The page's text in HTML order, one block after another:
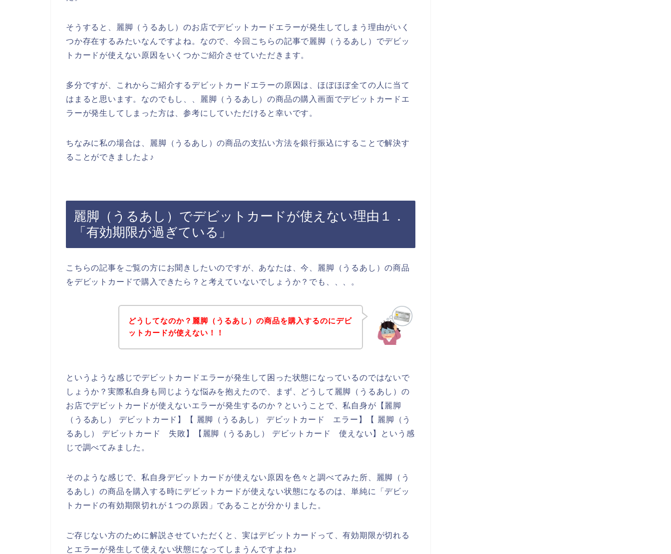
そうすると、麗脚（うるあし）のお店でデビットカードエラーが発生してしまう理由がいく
つか存在するみたいなんですよね。なので、今回こちらの記事で麗脚（うるあし）でデビッ
トカードが使えない原因をいくつかご紹介させていただきます。
多分ですが、これからご紹介するデビットカードエラーの原因は、ほぼほぼ全ての人に当て
はまると思います。なのでもし、、麗脚（うるあし）の商品の購入画面でデビットカードエ
ラーが発生してしまった方は、参考にしていただけると幸いです。
ちなみに私の場合は、麗脚（うるあし）の商品の支払い方法を銀行振込にすることで解決す
ることができましたよ♪
麗脚（うるあし）でデビットカードが使えない理由１．
「有効期限が過ぎている」
こちらの記事をご覧の方にお聞きしたいのですが、あなたは、今、麗脚（うるあし）の商品
をデビットカードで購入できたら？と考えていないでしょうか？でも、、、。
どうしてなのか？麗脚（うるあし）の商品を購入するのにデビ
ットカードが使えない！！
というような感じでデビットカードエラーが発生して困った状態になっているのではないで
しょうか？実際私自身も同じような悩みを抱えたので、まず、どうして麗脚（うるあし）の
お店でデビットカードが使えないエラーが発生するのか？ということで、私自身が【麗脚
（うるあし） デビットカード】【 麗脚（うるあし） デビットカード エラー】【 麗脚（う
るあし） デビットカード 失敗】【麗脚（うるあし） デビットカード 使えない】という感
じで調べてみました。
そのような感じで、私自身デビットカードが使えない原因を色々と調べてみた所、麗脚（う
るあし）の商品を購入する時にデビットカードが使えない状態になるのは、単純に「デビッ
トカードの有効期限切れが１つの原因」であることが分かりました。
ご存じない方のために解説させていただくと、実はデビットカードって、有効期限が切れる
とエラーが発生して使えない状態になってしまうんですよね♪